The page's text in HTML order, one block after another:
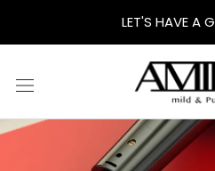
鵝
米
LET'S HAVE A